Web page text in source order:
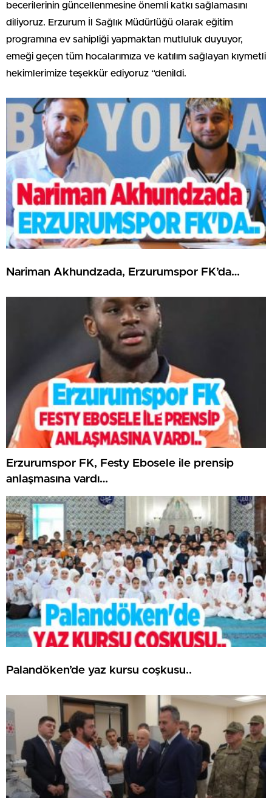
becerilerinin güncellenmesine önemli katkı sağlamasını
diliyoruz. Erzurum İl Sağlık Müdürlüğü olarak eğitim
programına ev sahipliği yapmaktan mutluluk duyuyor,
emeği geçen tüm hocalarımıza ve katılım sağlayan kıymetli
hekimlerimize teşekkür ediyoruz “denildi.
Nariman Akhundzada, Erzurumspor FK’da…
Erzurumspor FK, Festy Ebosele ile prensip
anlaşmasına vardı…
Palandöken’de yaz kursu coşkusu..